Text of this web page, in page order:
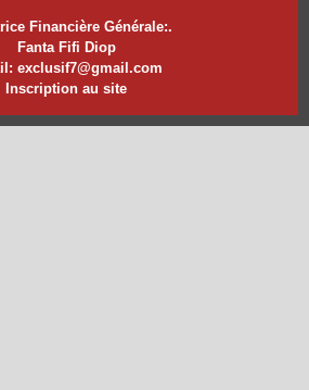
Financière Générale:.
Fanta Fifi Diop
exclusif7@gmail.com
Inscription au site